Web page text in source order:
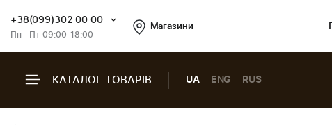
+38(099)302 00 00
Пн - Пт 09:00-18:00
Магазини
КАТАЛОГ ТОВАРІВ UA ENG RUS